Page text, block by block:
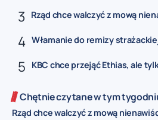
Rząd chce walczyć z mową
Włamanie do remizy
KBC chce przejąć Ethias, ale
Chętnie czytane w tym
Rząd chce walczyć z mową